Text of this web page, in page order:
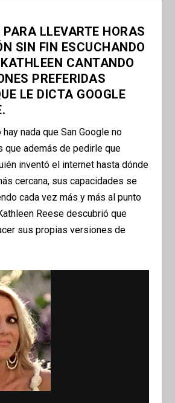
PARA LLEVARTE HORAS
SIN FIN ESCUCHANDO
CANTANDO
PREFERIDAS
LE DICTA GOOGLE
nada que San Google no
que además de pedirle que
inventó el internet hasta dónde
cercana, sus capacidades se
cada vez más y más al punto
Reese descubrió que
sus propias versiones de